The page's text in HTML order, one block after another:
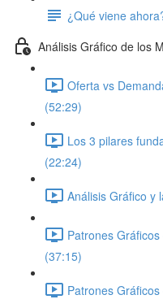
¿Qué viene
Análisis Gráfico de los
Oferta vs
(52:29)
Los 3 pilares
(22:24)
Análisis Gráfico y
Patrones
(37:15)
Patrones